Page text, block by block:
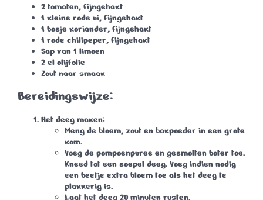
2 tomaten, fijngehakt
1 kleine rode ui, fijngehakt
1 bosje koriander, fijngehakt
1 rode chilipeper, fijngehakt
Sap van 1 limoen
2 el olijfolie
Zout naar smaak
Bereidingswijze:
Het deeg maken:
Meng de bloem, zout en bakpoeder in een grote
kom.
Voeg de pompoenpuree en gesmolten boter toe.
Kneed tot een soepel deeg. Voeg indien nodig
een beetje extra bloem toe als het deeg te
plakkerig is.
Laat het deeg 20 minuten rusten.